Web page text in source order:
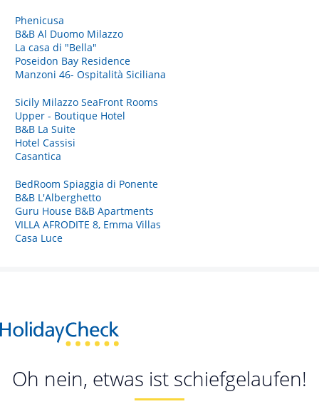
Phenicusa
B&B Al Duomo Milazzo
La casa di "Bella"
Poseidon Bay Residence
Manzoni 46- Ospitalità Siciliana
Sicily Milazzo SeaFront Rooms
Upper - Boutique Hotel
B&B La Suite
Hotel Cassisi
Casantica
BedRoom Spiaggia di Ponente
B&B L'Alberghetto
Guru House B&B Apartments
VILLA AFRODITE 8, Emma Villas
Casa Luce
Oh nein, etwas ist schiefgelaufen!